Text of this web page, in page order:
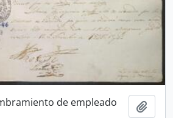
de empleado